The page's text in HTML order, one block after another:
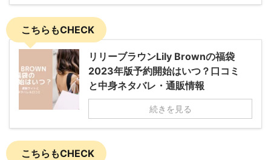
こちらもCHECK
リリーブラウンLily Brownの福袋
2023年版予約開始はいつ？口コミ
と中身ネタバレ・通販情報
続きを見る
こちらもCHECK